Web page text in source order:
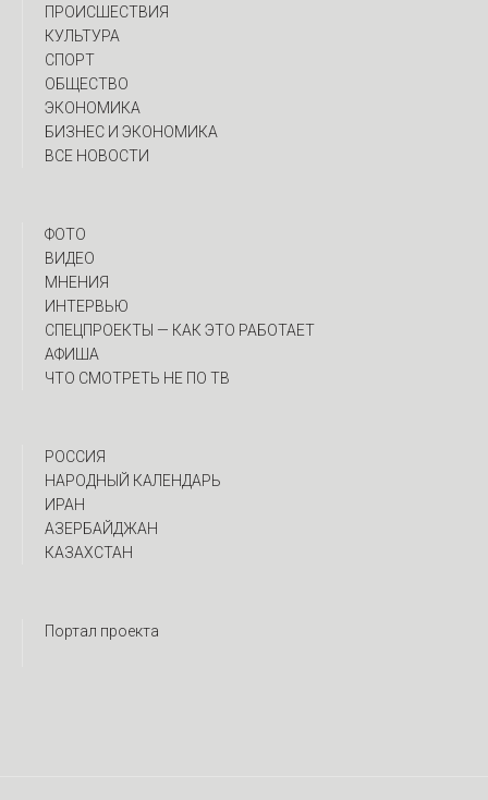
ПРОИСШЕСТВИЯ
КУЛЬТУРА
СПОРТ
ОБЩЕСТВО
ЭКОНОМИКА
БИЗНЕС И ЭКОНОМИКА
ВСЕ НОВОСТИ
ФОТО
ВИДЕО
МНЕНИЯ
ИНТЕРВЬЮ
CПЕЦПРОЕКТЫ — КАК ЭТО РАБОТАЕТ
АФИША
ЧТО СМОТРЕТЬ НЕ ПО ТВ
РОССИЯ
НАРОДНЫЙ КАЛЕНДАРЬ
ИРАН
АЗЕРБАЙДЖАН
КАЗАХСТАН
Портал проекта